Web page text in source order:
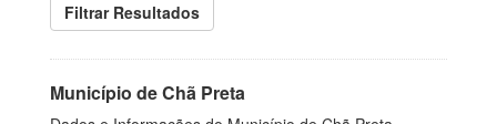
Filtrar Resultados
Município de Chã Preta